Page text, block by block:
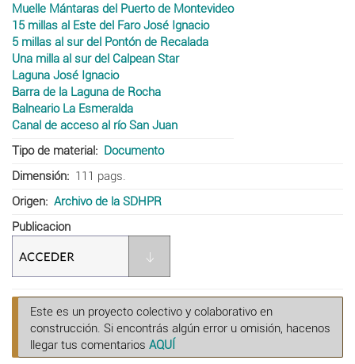
Muelle Mántaras del Puerto de Montevideo
15 millas al Este del Faro José Ignacio
5 millas al sur del Pontón de Recalada
Una milla al sur del Calpean Star
Laguna José Ignacio
Barra de la Laguna de Rocha
Balneario La Esmeralda
Canal de acceso al río San Juan
Tipo de material
Documento
Dimensión
111 pags.
Origen
Archivo de la SDHPR
Publicacion
Este es un proyecto colectivo y colaborativo en
construcción. Si encontrás algún error u omisión, hacenos
llegar tus comentarios AQUÍ